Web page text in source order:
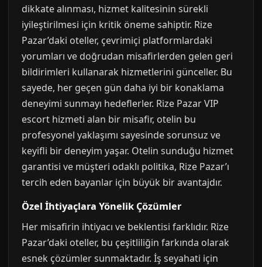
dikkate alınması, hizmet kalitesinin sürekli
iyileştirilmesi için kritik öneme sahiptir. Rize
Pazar’daki oteller, çevrimiçi platformlardaki
yorumları ve doğrudan misafirlerden gelen geri
bildirimleri kullanarak hizmetlerini günceller. Bu
sayede, her geçen gün daha iyi bir konaklama
deneyimi sunmayı hedeflerler. Rize Pazar VIP
escort hizmeti alan bir misafir, otelin bu
profesyonel yaklaşımı sayesinde sorunsuz ve
keyifli bir deneyim yaşar. Otelin sunduğu hizmet
garantisi ve müşteri odaklı politika, Rize Pazar’ı
tercih eden bayanlar için büyük bir avantajdır.
Özel İhtiyaçlara Yönelik Çözümler
Her misafirin ihtiyacı ve beklentisi farklıdır. Rize
Pazar’daki oteller, bu çeşitliliğin farkında olarak
esnek çözümler sunmaktadır. İş seyahati için